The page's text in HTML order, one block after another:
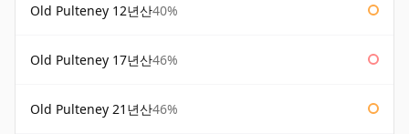
Old Pulteney 12년산40%
Old Pulteney 17년산46%
Old Pulteney 21년산46%